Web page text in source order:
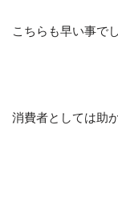
こちらも早い事で
消費者としては助